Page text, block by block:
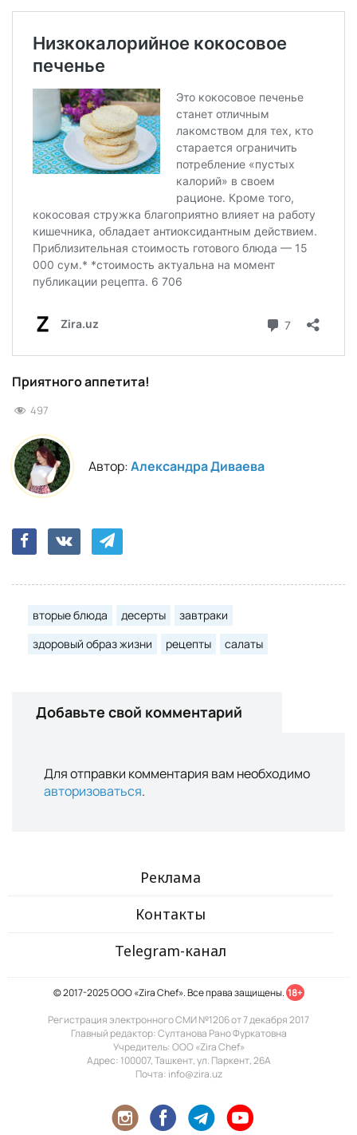
Приятного аппетита!
497
Автор:Александра Диваева
вторые блюда десерты
завтраки
здоровый образ жизни
рецепты салаты
Добавьте свой комментарий
Для отправки комментария вам необходимо
авторизоваться.
Реклама
Контакты
Telegram-канал
© 2017-2025 ООО «Zira Chef». Все права защищены. 18+
Регистрация электронного СМИ №1206 от 7 декабря 2017
Главный редактор: Султанова Рано Фуркатовна
Учредитель: ООО «Zira Chef»
Адрес: 100007, Ташкент, ул. Паркент, 26А
Почта: info@zira.uz